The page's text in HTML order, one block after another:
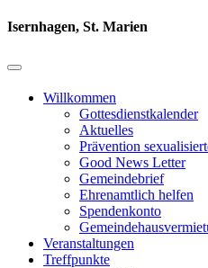
Isernhagen, St. Marien
Willkommen
Gottesdienstkalender
Aktuelles
Prävention
Good News Letter
Gemeindebrief
Ehrenamtlich helfen
Spendenkonto
Veranstaltungen
Treffpunkte